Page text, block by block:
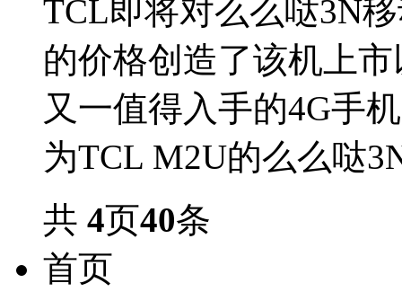
TCL即将对么么哒3N
的价格创造了该机上
又一值得入手的4G手
为TCL M2U的么么哒
共 4页40条
首页